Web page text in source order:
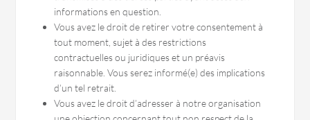
informations en question.
Vous avez le droit de retirer votre consentement à
tout moment, sujet à des restrictions
contractuelles ou juridiques et un préavis
raisonnable. Vous serez informé(e) des implications
d’un tel retrait.
Vous avez le droit d’adresser à notre organisation